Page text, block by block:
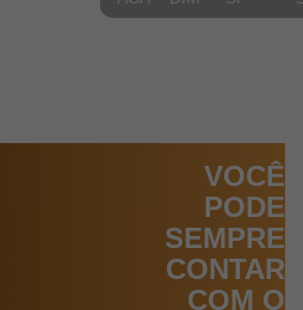
VOCÊ
PODE
SEMPRE
CONTAR
COM O